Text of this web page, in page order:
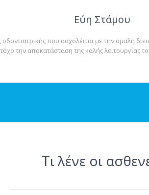
Εύη Στάμου
οδοντιατρικής που ασχολέιται με την ομαλή
την αποκατάσταση της καλής λειτουργίας
Τι λένε οι